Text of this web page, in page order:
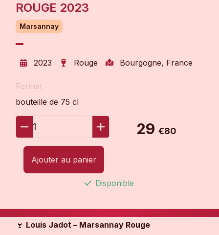
ROUGE 2023
Marsannay
2023 Rouge Bourgogne, France
Format
bouteille de 75 cl
1 29 €80
Ajouter au panier
Disponible
🍷 Louis Jadot – Marsannay Rouge